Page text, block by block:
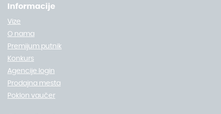
Informacije
Vize
O nama
Premijum putnik
Konkurs
Agencije login
Prodajna mesta
Poklon vaučer